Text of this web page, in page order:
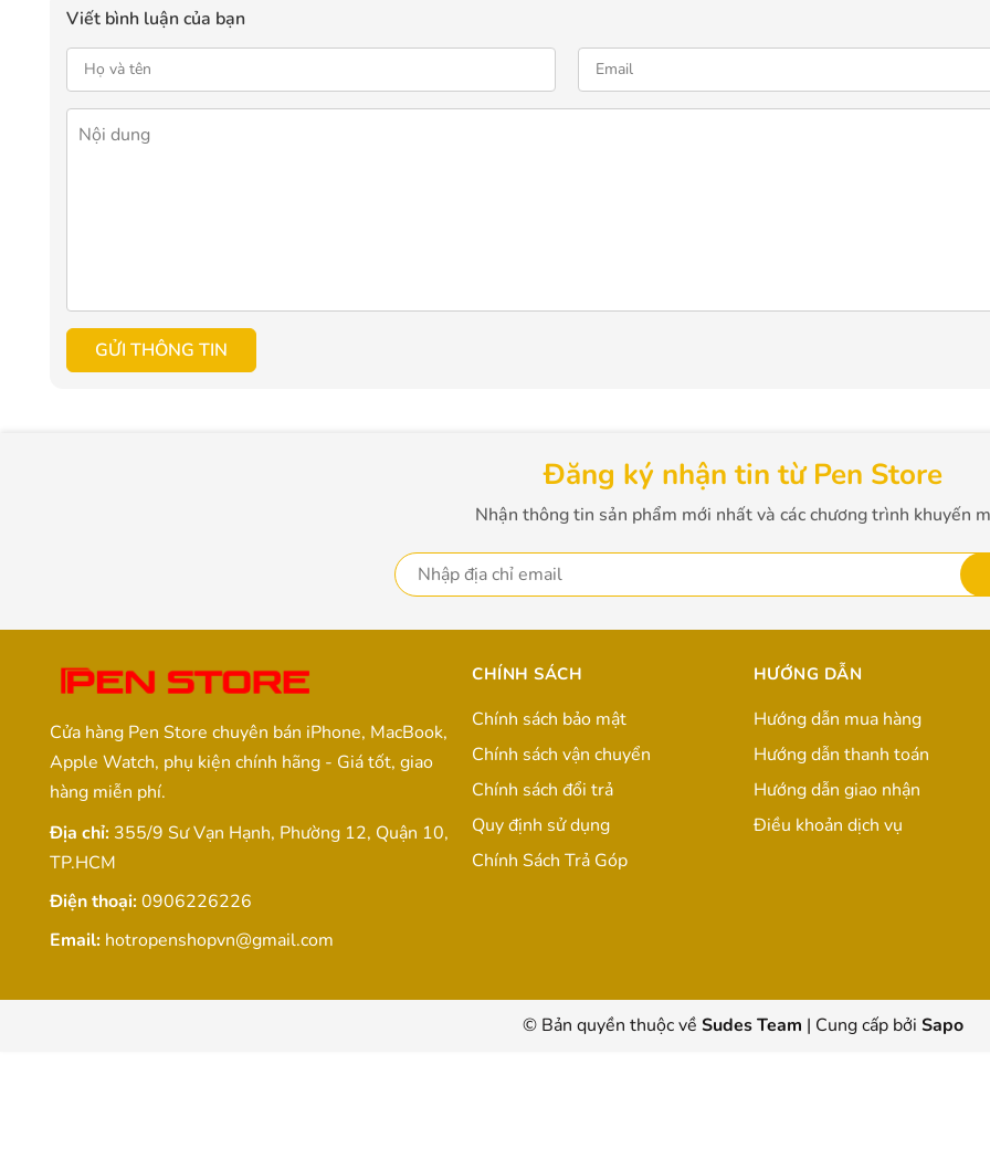
Viết bình luận của bạn
GỬI THÔNG TIN
Đăng ký nhận tin từ Pen Store
Nhận thông tin sản phẩm mới nhất và các chương trình khuyến
Cửa hàng Pen Store chuyên bán iPhone, MacBook,
Apple Watch, phụ kiện chính hãng - Giá tốt, giao
hàng miễn phí.
Địa chỉ: 355/9 Sư Vạn Hạnh, Phường 12, Quận 10,
TP.HCM
Điện thoại:0906226226
Email: hotropenshopvn@gmail.com
CHÍNH SÁCH
Chính sách bảo mật
Chính sách vận chuyển
Chính sách đổi trả
Quy định sử dụng
Chính Sách Trả Góp
HƯỚNG DẪN
Hướng dẫn mua hàng
Hướng dẫn thanh toán
Hướng dẫn giao nhận
Điều khoản dịch vụ
© Bản quyền thuộc về Sudes Team | Cung cấp bởi Sapo